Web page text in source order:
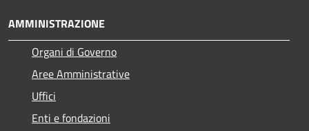
AMMINISTRAZIONE
Organi di Governo
Aree Amministrative
Uffici
Enti e fondazioni